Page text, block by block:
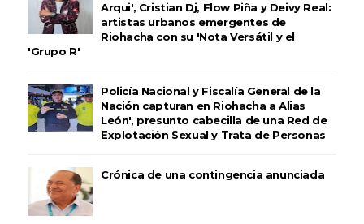
Arqui', Cristian Dj, Flow Piña y Deivy Real:
artistas urbanos emergentes de
Riohacha con su 'Nota Versátil y el
'Grupo R'
Policía Nacional y Fiscalía General de la
Nación capturan en Riohacha a Alias
León', presunto cabecilla de una Red de
Explotación Sexual y Trata de Personas
Crónica de una contingencia anunciada